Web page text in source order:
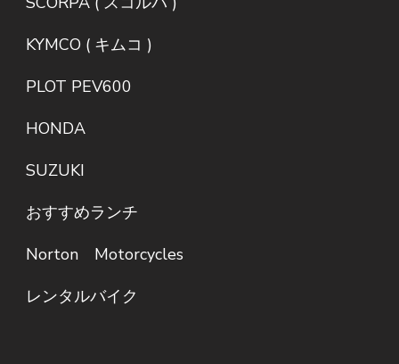
KYMCO ( キムコ )
PLOT PEV600
HONDA
SUZUKI
おすすめランチ
Norton Motorcycles
レンタルバイク